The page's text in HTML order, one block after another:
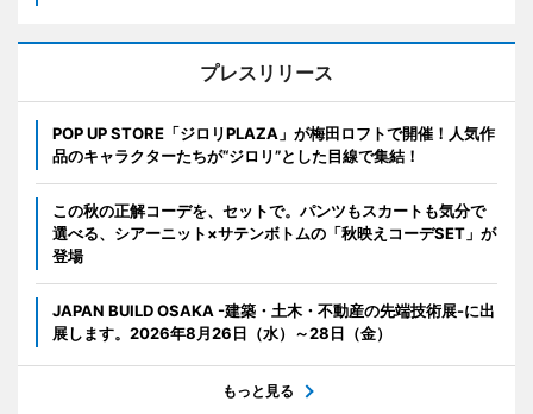
プレスリリース
POP UP STORE「ジロリPLAZA」が梅田ロフトで開催！人気作
品のキャラクターたちが“ジロリ”とした目線で集結！
この秋の正解コーデを、セットで。パンツもスカートも気分で
選べる、シアーニット×サテンボトムの「秋映えコーデSET」が
登場
JAPAN BUILD OSAKA -建築・土木・不動産の先端技術展-に出
展します。2026年8月26日（水）～28日（金）
もっと見る